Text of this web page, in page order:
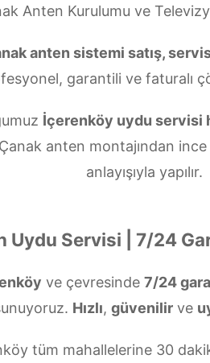
Anten Kurulumu ve
anten sistemi satış,
garantili ve faturalı
İçerenköy uydu servisi
anten montajından
anlayışıyla yapılır.
Uydu Servisi | 7/24
ve çevresinde 7/24
Hızlı, güvenilir ve
tüm mahallelerine 30